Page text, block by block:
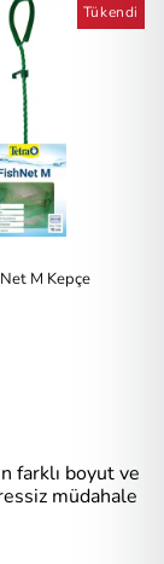
Tükendi
M Kepçe
farklı boyut ve
müdahale